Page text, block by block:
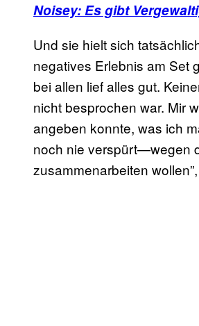
Noisey: Es gibt
Und sie hielt sich
negatives Erlebnis am Set
bei allen lief alles gut.
nicht besprochen war. Mir
angeben konnte, was ich
noch nie verspürt—wegen
zusammenarbeiten